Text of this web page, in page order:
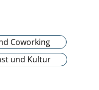
Coworking
und Kultur